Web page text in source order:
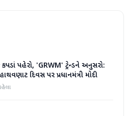
કપડાં પહેરો, 'GRWM' ટ્રેન્ડને અનુસરો:
હાથવણાટ દિવસ પર પ્રધાનમંત્રી મોદી